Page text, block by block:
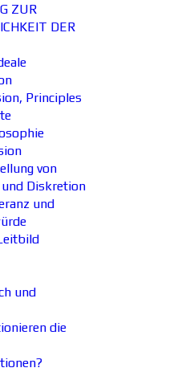
ZUR
DER
Principles
von
Diskretion
und
und
die